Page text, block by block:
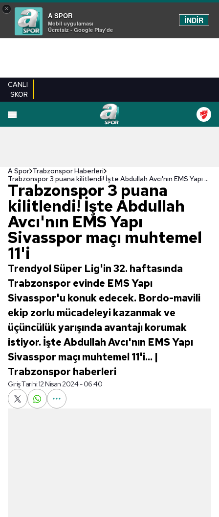
×
A SPOR
Mobil uygulaması
Ücretsiz - Google Play'de
İNDİR
CANLI
SKOR
A Spor Trabzonspor Haberleri
Trabzonspor 3 puana kilitlendi! İşte Abdullah Avcı'nın EMS Yapı Sivasspor maçı muhtemel 11'i
Trabzonspor 3 puana
kilitlendi! İşte Abdullah
Avcı'nın EMS Yapı
Sivasspor maçı muhtemel
11'i
Trendyol Süper Lig'in 32. haftasında
Trabzonspor evinde EMS Yapı
Sivasspor'u konuk edecek. Bordo-mavili
ekip zorlu mücadeleyi kazanmak ve
üçüncülük yarışında avantajı korumak
istiyor. İşte Abdullah Avcı'nın EMS Yapı
Sivasspor maçı muhtemel 11'i... |
Trabzonspor haberleri
Giriş Tarihi:12 Nisan 2024 - 06:40